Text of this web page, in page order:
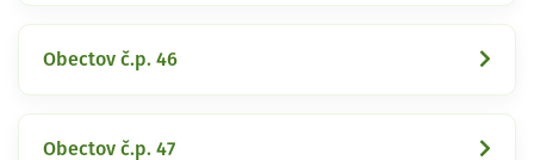
Obectov č.p. 46
Obectov č.p. 47